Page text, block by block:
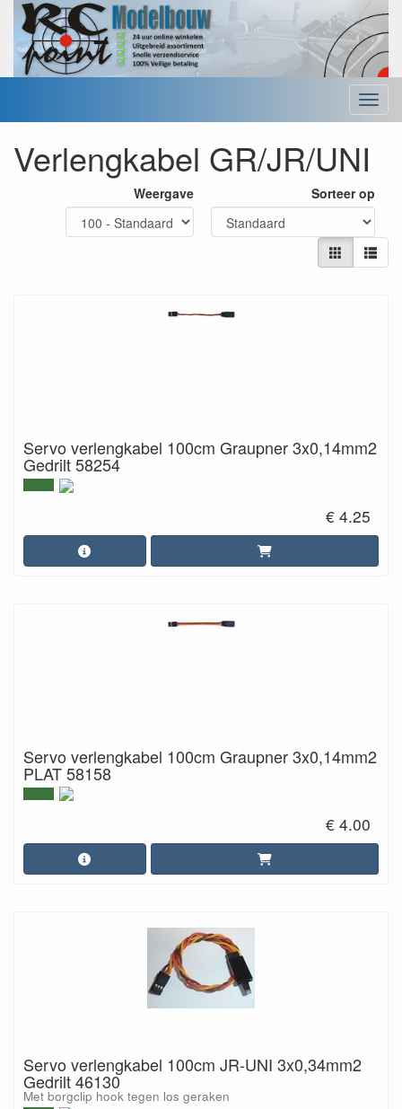
Menu
Verlengkabel GR/JR/UNI
Weergave Sorteer op
Servo verlengkabel 100cm Graupner 3x0,14mm2
Gedrilt 58254
€ 4.25
Servo verlengkabel 100cm Graupner 3x0,14mm2
PLAT 58158
€ 4.00
Servo verlengkabel 100cm JR-UNI 3x0,34mm2
Gedrilt 46130
Met borgclip hook tegen los geraken